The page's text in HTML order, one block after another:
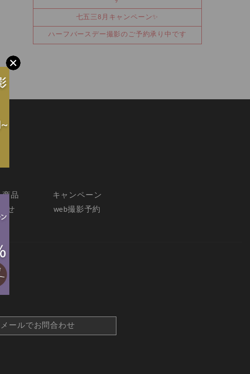
七五三8月キャンペーン✨
ハーフバースデー撮影のご予約承り中です
商品
キャンペーン
せ web撮影予約
メールでお問合わせ